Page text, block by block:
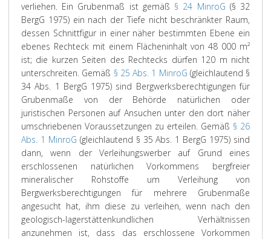
verliehen. Ein Grubenmaß ist gemäß § 24 MinroG (§ 32
BergG 1975) ein nach der Tiefe nicht beschränkter Raum,
dessen Schnittfigur in einer näher bestimmten Ebene ein
ebenes Rechteck mit einem Flächeninhalt von 48 000 m²
ist; die kurzen Seiten des Rechtecks dürfen 120 m nicht
unterschreiten. Gemäß § 25 Abs. 1 MinroG (gleichlautend §
34 Abs. 1 BergG 1975) sind Bergwerksberechtigungen für
Grubenmaße von der Behörde natürlichen oder
juristischen Personen auf Ansuchen unter den dort näher
umschriebenen Voraussetzungen zu erteilen. Gemäß § 26
Abs. 1 MinroG (gleichlautend § 35 Abs. 1 BergG 1975) sind
dann, wenn der Verleihungswerber auf Grund eines
erschlossenen natürlichen Vorkommens bergfreier
mineralischer Rohstoffe um Verleihung von
Bergwerksberechtigungen für mehrere Grubenmaße
angesucht hat, ihm diese zu verleihen, wenn nach den
geologisch-lagerstättenkundlichen Verhältnissen
anzunehmen ist, dass das erschlossene Vorkommen